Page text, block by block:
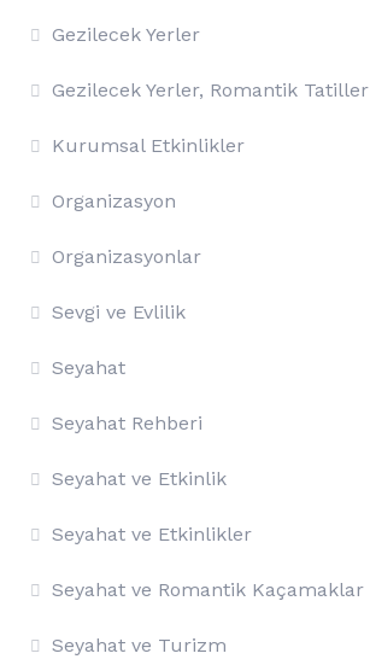
Gezilecek Yerler
Gezilecek Yerler, Romantik Tatiller
Kurumsal Etkinlikler
Organizasyon
Organizasyonlar
Sevgi ve Evlilik
Seyahat
Seyahat Rehberi
Seyahat ve Etkinlik
Seyahat ve Etkinlikler
Seyahat ve Romantik Kaçamaklar
Seyahat ve Turizm